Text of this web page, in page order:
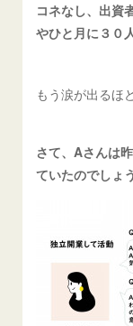
コネなし、出資
やひと月に３０
もう涙が出るほ
さて、Aさんは
ていたのでしょ